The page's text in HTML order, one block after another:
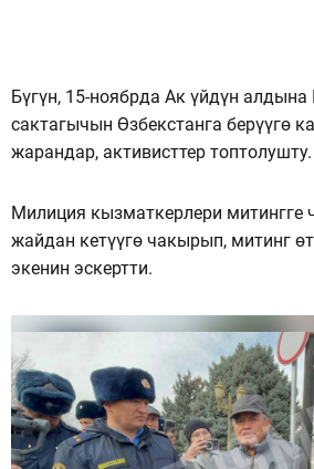
Бүгүн, 15-ноябрда Ак үйдүн
сактагычын Өзбекстанга берүүгө
жарандар, активисттер топтолушту.
Милиция кызматкерлери митингге
жайдан кетүүгө чакырып, митинг
экенин эскертти.